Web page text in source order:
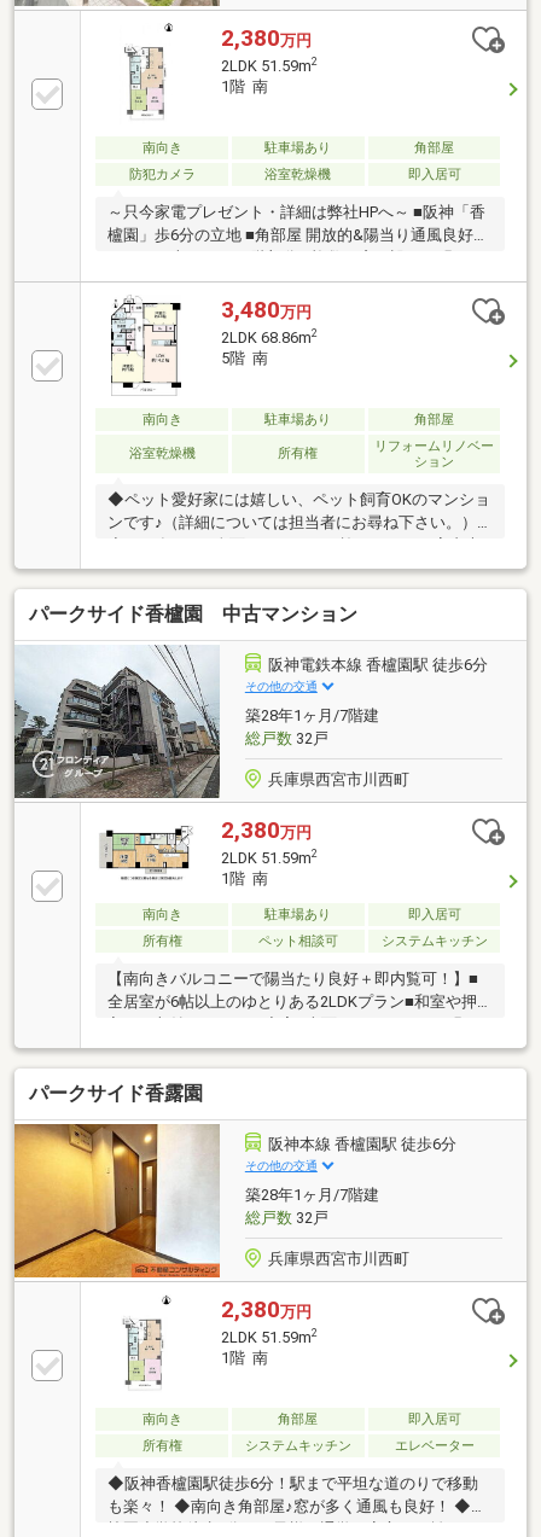
2,380万円
2LDK 51.59m2
1階 南
南向き 駐車場あり
角部屋
防犯カメラ
浴室乾燥機 即入居可
～只今家電プレゼント・詳細は弊社HPへ～ ■阪神「香
櫨園」歩6分の立地 ■角部屋 開放的&陽当り通風良好
■51.59平米の2LDK 1階部分 ■複数の窓を設けた明るい
リビング
3,480万円
2LDK 68.86m2
5階 南
南向き 駐車場あり 角部屋
浴室乾燥機 所有権
リフォームリノベー
ション
◆ペット愛好家には嬉しい、ペット飼育OKのマンショ
ンです♪（詳細については担当者にお尋ね下さい。）
◆2024年1月に全面リフォームを施しており、室内大
変キレイです♪≪リフォーム内容≫・システムキッチ
ン新調・ユニットバス新調・洗面化粧台新調・トイレ
新調・シューズボックス新調・フローリング貼替・ク
ロス貼替・建具新調◆室内には便利な設備が充実して
います♪・食器洗い乾燥機（未使用）・浴室暖房乾燥
機（未使用）・温水洗浄便座
パークサイド香櫨園 中古マンション
阪神電鉄本線 香櫨園駅 徒歩6分
その他の交通
築28年1ヶ月/7階建
総戸数32戸
兵庫県西宮市川西町
2,380万円
2LDK 51.59m2
1階 南
南向き 駐車場あり
即入居可
所有権
ペット相談可 システムキッチン
【南向きバルコニーで陽当たり良好＋即内覧可！】■
全居室が6帖以上のゆとりある2LDKプラン■和室や押
入など収納スペースも充実■南面バルコニーから明る
い光が差し込みます
パークサイド香露園
阪神本線 香櫨園駅 徒歩6分
その他の交通
築28年1ヶ月/7階建
総戸数32戸
兵庫県西宮市川西町
2,380万円
2LDK 51.59m2
1階 南
南向き 角部屋
即入居可
所有権
システムキッチン エレベーター
◆阪神香櫨園駅徒歩6分！駅まで平坦な道のりで移動
も楽々！ ◆南向き角部屋♪窓が多く通風も良好！ ◆香